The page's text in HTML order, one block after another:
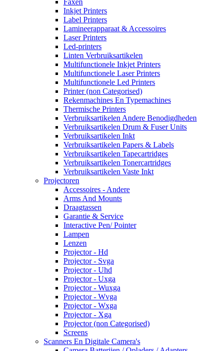
Inkjet Printers
Label Printers
Lamineerapparaat & Accessoires
Laser Printers
Led-printers
Linten Verbruiksartikelen
Multifunctionele Inkjet Printers
Multifunctionele Laser Printers
Multifunctionele Led Printers
Printer (non Categorised)
Rekenmachines En Typemachines
Thermische Printers
Verbruiksartikelen Andere Benodigdheden
Verbruiksartikelen Drum & Fuser Units
Verbruiksartikelen Inkt
Verbruiksartikelen Papers & Labels
Verbruiksartikelen Tapecartridges
Verbruiksartikelen Tonercartridges
Verbruiksartikelen Vaste Inkt
Projectoren
Accessoires - Andere
Arms And Mounts
Draagtassen
Garantie & Service
Interactive Pen/ Pointer
Lampen
Lenzen
Projector - Hd
Projector - Svga
Projector - Uhd
Projector - Uxga
Projector - Wuxga
Projector - Wvga
Projector - Wxga
Projector - Xga
Projector (non Categorised)
Screens
Scanners En Digitale Camera's